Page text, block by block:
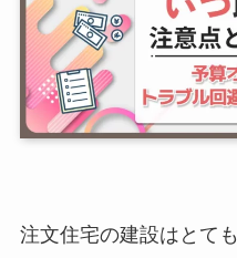
注文住宅の建設はとて